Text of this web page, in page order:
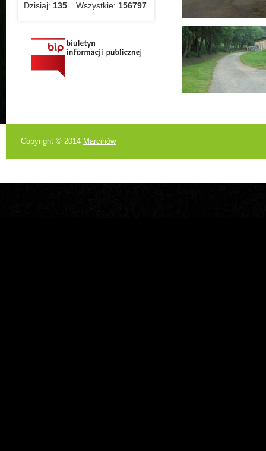
Dzisiaj: 135 Wszystkie: 156797
Copyright © 2014 Marcinów